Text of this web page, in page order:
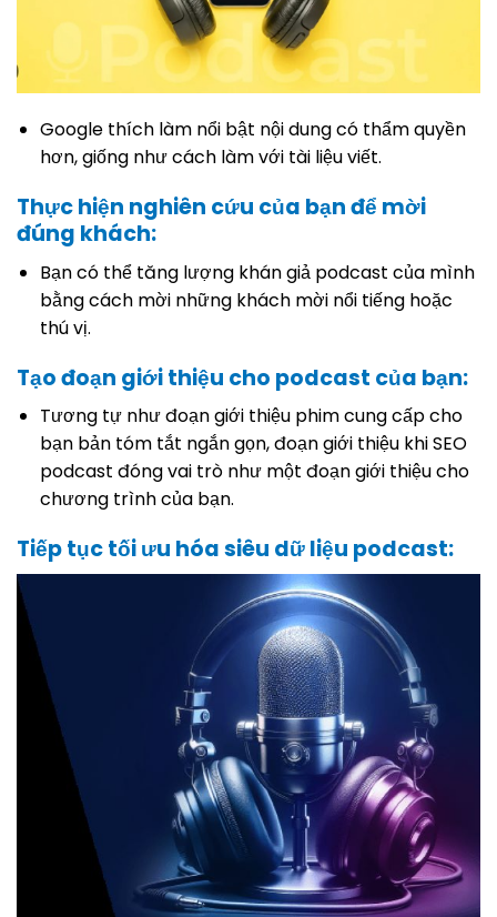
Google thích làm nổi bật nội dung có thẩm quyền
hơn, giống như cách làm với tài liệu viết.
Thực hiện nghiên cứu của bạn để mời
đúng khách:
Bạn có thể tăng lượng khán giả podcast của mình
bằng cách mời những khách mời nổi tiếng hoặc
thú vị.
Tạo đoạn giới thiệu cho podcast của bạn:
Tương tự như đoạn giới thiệu phim cung cấp cho
bạn bản tóm tắt ngắn gọn, đoạn giới thiệu khi SEO
podcast đóng vai trò như một đoạn giới thiệu cho
chương trình của bạn.
Tiếp tục tối ưu hóa siêu dữ liệu podcast: